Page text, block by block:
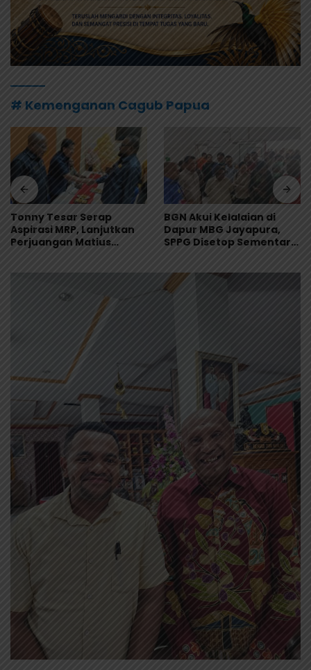
# Kemenganan Cagub Papua
Tonny Tesar Serap
Aspirasi MRP, Lanjutkan
Perjuangan Matius
BGN Akui Kelalaian di
Dapur MBG Jayapura,
SPPG Disetop Sementara